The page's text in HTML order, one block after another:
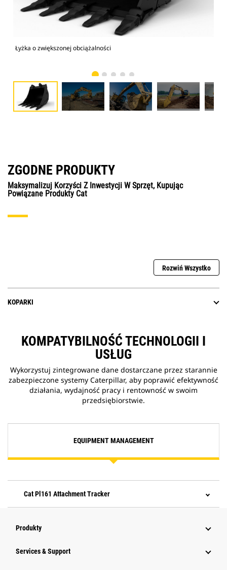
Łyżka o zwiększonej obciążalności
ZGODNE PRODUKTY
Maksymalizuj Korzyści Z Inwestycji W Sprzęt, Kupując
Powiązane Produkty Cat
Rozwiń Wszystko
KOPARKI
KOMPATYBILNOŚĆ TECHNOLOGII I
USŁUG
Wykorzystuj zintegrowane dane dostarczane przez starannie
zabezpieczone systemy Caterpillar, aby poprawić efektywność
działania, wydajność pracy i rentowność w swoim
przedsiębiorstwie.
EQUIPMENT MANAGEMENT
Cat Pl161 Attachment Tracker
Produkty
Services & Support